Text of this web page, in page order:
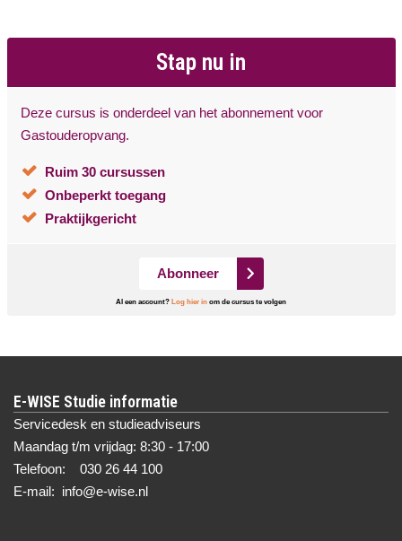
Stap nu in
Deze cursus is onderdeel van het abonnement voor
Gastouderopvang.
Ruim 30 cursussen
Onbeperkt toegang
Praktijkgericht
Abonneer
Al een account? Log hier in om de cursus te volgen
E-WISE Studie informatie
Servicedesk en studieadviseurs
Maandag t/m vrijdag: 8:30 - 17:00
Telefoon: 030 26 44 100
E-mail: info@e-wise.nl